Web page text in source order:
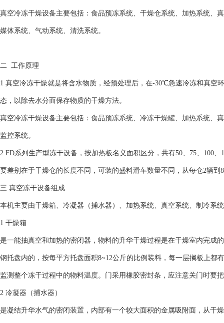
真空冷冻干燥设备主要包括：食品预冻系统、干燥仓系统、加热系统、
媒体系统、气动系统、清洗系统。
二 工作原理
1 真空冷冻干燥就是将含水物质，经预处理后，在-30℃急速冷冻和真空
态，以除去水分而保存物质的干燥方法。
真空冷冻干燥设备主要包括：食品预冻系统、冷冻干燥罐、加热系统、
监控系统。
2 FD系列生产型冻干设备，按加热板名义面积区分，共有50、75、100、
要差别在于干燥仓的长度不同，可装的盛料滑车数量不同，从每仓2辆到
三 真空冻干设备组成
本机主要由干燥箱、冷凝器（捕水器）、加热系统、真空系统、制冷系
1 干燥箱
是一能抽真空和加热的密闭器，物料的升华干燥过程是在干燥室内完成
钢托盘内的，按每平方托盘面积8~12公斤的比例装料，每一层搁板上都
监测整个冻干过程中的物料温度。门采用橡胶密封条，应注意关门时要
2 冷凝器（捕水器）
是凝结升华水气的密闭装置，内部有一个较大面积的金属吸附面，从干